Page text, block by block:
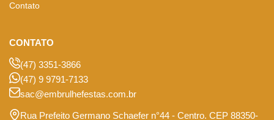
Contato
CONTATO
(47) 3351-3866
(47) 9 9791-7133
sac@embrulhefestas.com.br
Rua Prefeito Germano Schaefer n°44 - Centro. CEP 88350-